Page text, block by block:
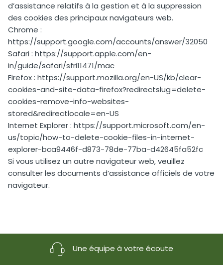
d’assistance relatifs à la gestion et à la suppression
des cookies des principaux navigateurs web.
Chrome :
https://support.google.com/accounts/answer/32050
Safari : https://support.apple.com/en-
in/guide/safari/sfri11471/mac
Firefox : https://support.mozilla.org/en-US/kb/clear-
cookies-and-site-data-firefox?redirectslug=delete-
cookies-remove-info-websites-
stored&redirectlocale=en-US
Internet Explorer : https://support.microsoft.com/en-
us/topic/how-to-delete-cookie-files-in-internet-
explorer-bca9446f-d873-78de-77ba-d42645fa52fc
Si vous utilisez un autre navigateur web, veuillez
consulter les documents d’assistance officiels de votre
navigateur.
Une équipe à votre écoute